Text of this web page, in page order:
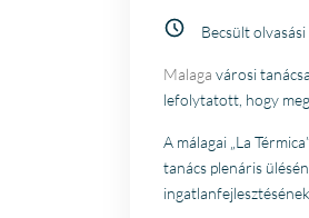
Becsült olvasási
Malaga városi
lefolytatott, hogy
A málagai „La
tanács plenáris